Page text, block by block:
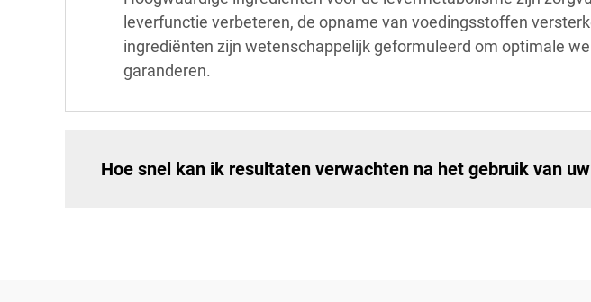
leverfunctie verbeteren, de opname van voedingsstoffen
ingrediënten zijn wetenschappelijk geformuleerd om optimale
garanderen.
Hoe snel kan ik resultaten verwachten na het gebruik van